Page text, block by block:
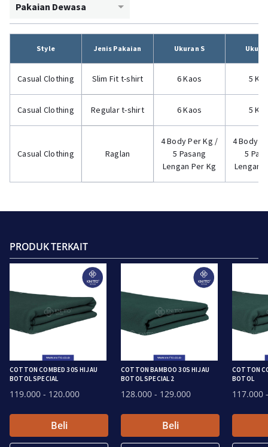
Pakaian Dewasa
Style Jenis Pakaian Ukuran S
Casual Clothing Slim Fit t-shirt 6 Kaos 5
Casual Clothing Regular t-shirt 6 Kaos 5
Casual Clothing Raglan
4 Body Per Kg /
5 Pasang
Lengan Per Kg
4 Body
5
Lengan
PRODUK TERKAIT
COTTON COMBED 30S HIJAU
BOTOL SPECIAL
119.000 - 120.000
Beli
COTTON BAMBOO 30S HIJAU
BOTOL SPECIAL 2
128.000 - 129.000
Beli
COTTON
BOTOL
117.000